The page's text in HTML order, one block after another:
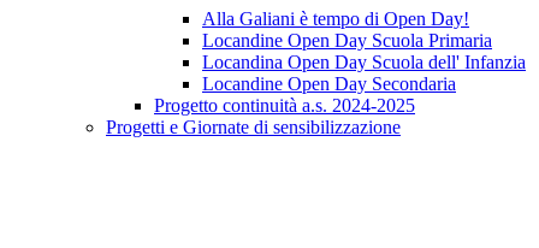
Alla Galiani è tempo di Open Day!
Locandine Open Day Scuola Primaria
Locandina Open Day Scuola dell' Infanzia
Locandine Open Day Secondaria
Progetto continuità a.s. 2024-2025
Progetti e Giornate di sensibilizzazione